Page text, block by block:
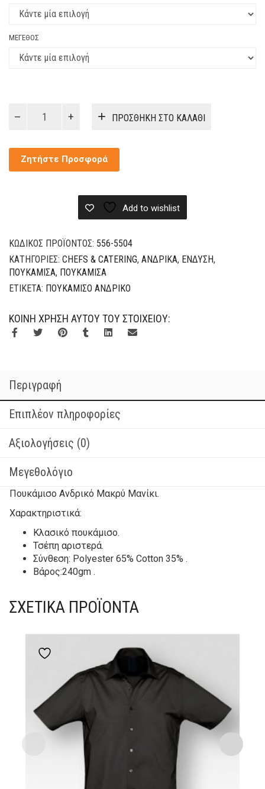
ΜΈΓΕΘΟΣ
ΜΑΚΡΥ
ΜΑΝΙΚΙ
ποσότητα
ΠΡΟΣΘΉΚΗ ΣΤΟ ΚΑΛΆΘΙ
Ζητήστε Προσφορά
Add to wishlist
ΚΩΔΙΚΌΣ ΠΡΟΪΌΝΤΟΣ: 556-5504
ΚΑΤΗΓΟΡΊΕΣ: CHEFS & CATERING, ΑΝΔΡΙΚΆ, ΈΝΔΥΣΗ,
ΠΟΥΚΆΜΙΣΑ, ΠΟΥΚΆΜΙΣΑ
ΕΤΙΚΈΤΑ: ΠΟΥΚΑΜΙΣΟ ΑΝΔΡΙΚΟ
ΚΟΙΝΉ ΧΡΉΣΗ ΑΥΤΟΎ ΤΟΥ ΣΤΟΙΧΕΊΟΥ:
Περιγραφή
Επιπλέον πληροφορίες
Αξιολογήσεις (0)
Μεγεθολόγιο
Πουκάμισο Ανδρικό Μακρύ Μανίκι.
Χαρακτηριστικά:
Κλασικό πουκάμισο.
Τσέπη αριστερά.
Σύνθεση: Polyester 65% Cotton 35% .
Βάρος:240gm .
ΣΧΕΤΙΚΆ ΠΡΟΪΌΝΤΑ
Add to wishlist